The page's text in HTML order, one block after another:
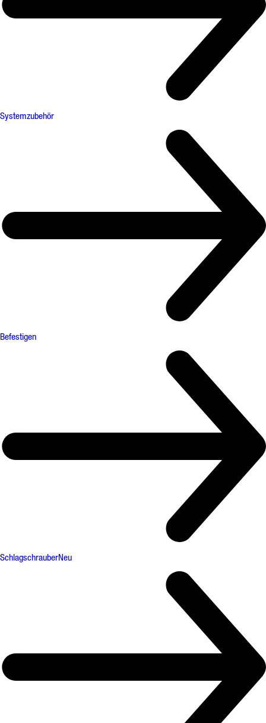
Systemzubehör
Befestigen
SchlagschrauberNeu